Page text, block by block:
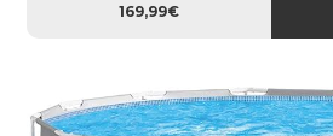
169,99€